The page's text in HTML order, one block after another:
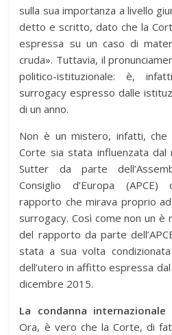
sulla sua importanza a livello
detto e scritto, dato che la
espressa su un caso di
cruda». Tuttavia, il
politico-istituzionale: è,
surrogacy espresso dalle
di un anno.
Non è un mistero, infatti, che
Corte sia stata influenzata
Sutter da parte
Consiglio d’Europa
rapporto che mirava proprio
surrogacy. Così come non un è
del rapporto da parte
stata a sua volta condizionata
dell’utero in affitto espressa
dicembre 2015.
La condanna
Ora, è vero che la Corte, di